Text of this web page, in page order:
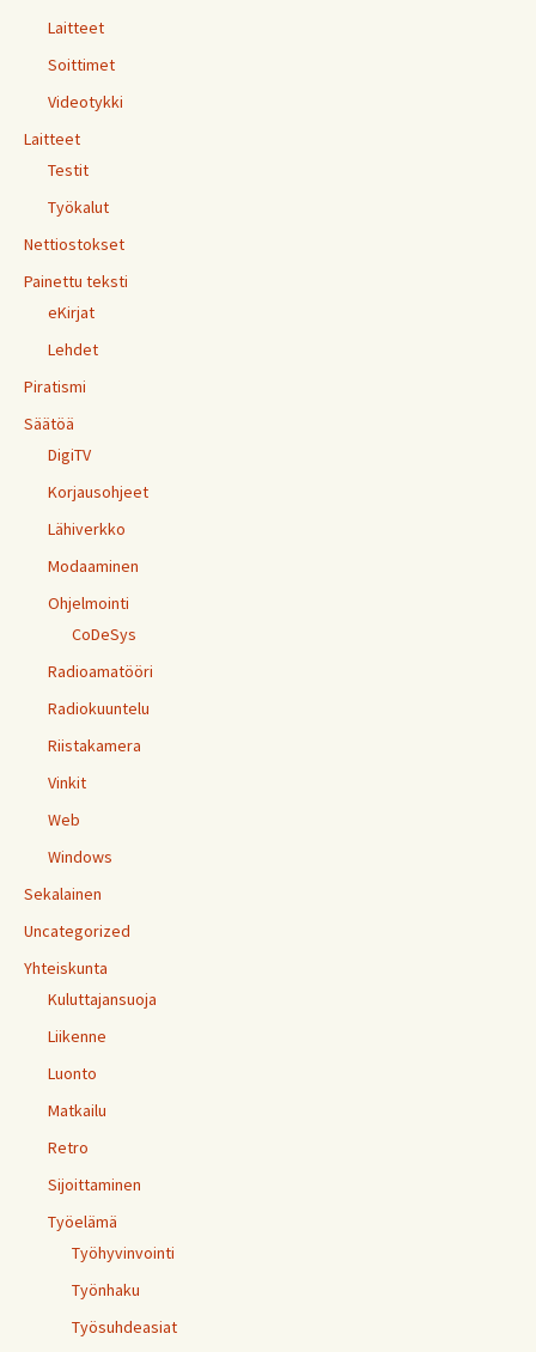
Laitteet
Soittimet
Videotykki
Laitteet
Testit
Työkalut
Nettiostokset
Painettu teksti
eKirjat
Lehdet
Piratismi
Säätöä
DigiTV
Korjausohjeet
Lähiverkko
Modaaminen
Ohjelmointi
CoDeSys
Radioamatööri
Radiokuuntelu
Riistakamera
Vinkit
Web
Windows
Sekalainen
Uncategorized
Yhteiskunta
Kuluttajansuoja
Liikenne
Luonto
Matkailu
Retro
Sijoittaminen
Työelämä
Työhyvinvointi
Työnhaku
Työsuhdeasiat